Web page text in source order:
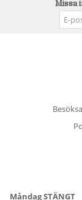
Missa
Måndag STÄNGT